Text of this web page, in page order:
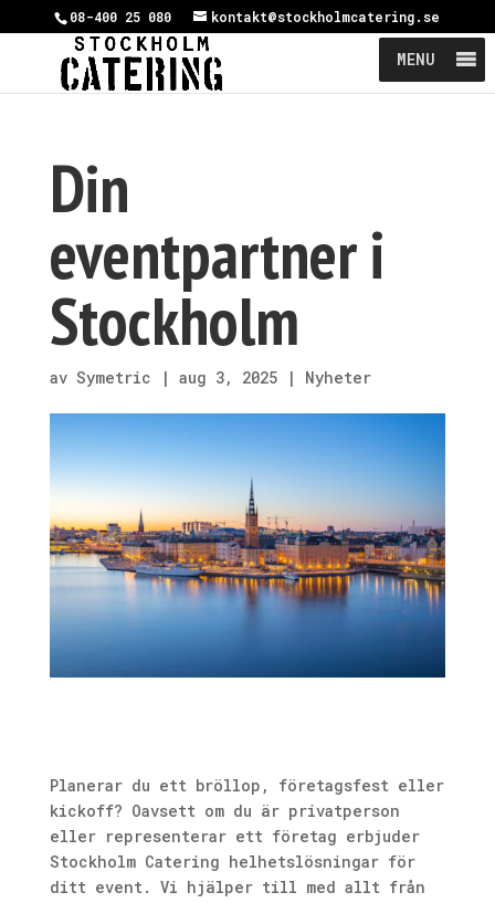
08-400 25 080 kontakt@stockholmcatering.se
MENU
Din
eventpartner i
Stockholm
av Symetric | aug 3, 2025| Nyheter
Planerar du ett bröllop, företagsfest eller
kickoff? Oavsett om du är privatperson
eller representerar ett företag erbjuder
Stockholm Catering helhetslösningar för
ditt event. Vi hjälper till med allt från